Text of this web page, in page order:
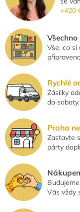
+420
Vše, co si
Rychlé
Zásilky
do soboty.
Praha
Zastavte
párty
Vás vždy